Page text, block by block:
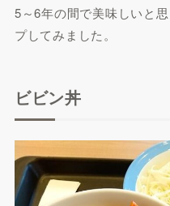
5～6年の間で美味しいと
プしてみました。
ビビン丼